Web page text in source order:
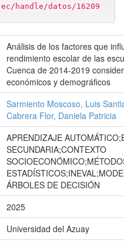
handle/datos/16209
Análisis de los factores que
rendimiento escolar de las
Cuenca de 2014-2019
económicos y demográficos
Sarmiento Moscoso, Luis
Cabrera Flor, Daniela Patricia
APRENDIZAJE
SECUNDARIA;CONTEXTO
ÁRBOLES DE DECISIÓN
2025
Universidad del Azuay